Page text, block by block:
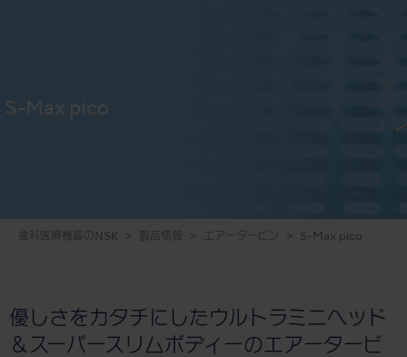
S-Max pico
歯科医療機器のNSK 製品情報 エアータービン S-Max pico
優しさをカタチにしたウルトラミニヘッド
＆スーパースリムボディーのエアータービ